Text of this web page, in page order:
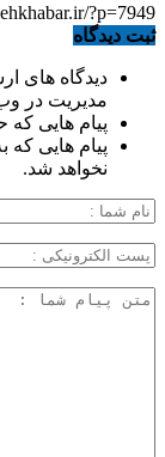
?p=7949
ثبت دیدگاه
دیدگاه های
مدیریت در
پیام هایی که
پیام هایی که
نخواهد شد.